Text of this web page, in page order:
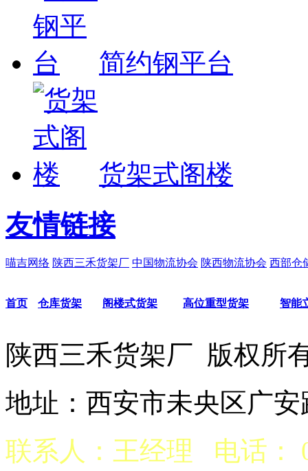
简约钢平台
货架式阁楼
友情链接
喵吉网络 陕西三禾货架厂 中国物流协会 陕西物流协会 西部仓
首页 仓库货架 阁楼式货架 高位重型货架 智能
陕西三禾货架厂 版权
地址：西安市未央区广安
联系人：王经理 电话：